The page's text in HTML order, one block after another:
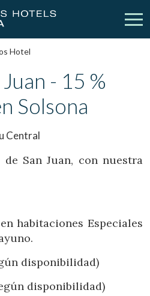
Escapadas
Empresas
Descubre Catalunya
Mi reserva
person Crear cuenta
Hotel
- 15 %
Solsona
Central
San Juan, con nuestra
habitaciones Especiales
disponibilidad)
disponibilidad)